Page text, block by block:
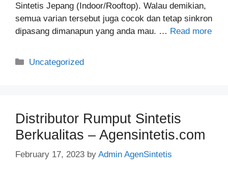
Sintetis Jepang (Indoor/Rooftop). Walau demikian,
semua varian tersebut juga cocok dan tetap sinkron
dipasang dimanapun yang anda mau. … Read more
Categories
Uncategorized
Distributor Rumput Sintetis
Berkualitas – Agensintetis.com
February 17, 2023 by Admin AgenSintetis